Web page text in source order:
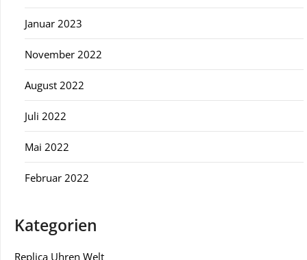
Januar 2023
November 2022
August 2022
Juli 2022
Mai 2022
Februar 2022
Kategorien
Replica Uhren Welt